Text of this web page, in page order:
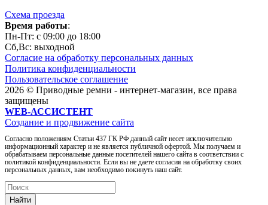
Схема проезда
Время работы:
Пн-Пт: c 09:00 до 18:00
Сб,Вc: выходной
Согласие на обработку персональных данных
Политика конфиденциальности
Пользовательское соглашение
2026 © Приводные ремни - интернет-магазин, все права
защищены
WEB-АССИСТЕНТ
Создание и продвижение сайта
Согласно положениям Статьи 437 ГК РФ данный сайт несет исключительно
информационный характер и не является публичной офертой. Мы получаем и
обрабатываем персональные данные посетителей нашего сайта в соответствии с
политикой конфиденциальности. Если вы не даете согласия на обработку своих
персональных данных, вам необходимо покинуть наш сайт.
Найти